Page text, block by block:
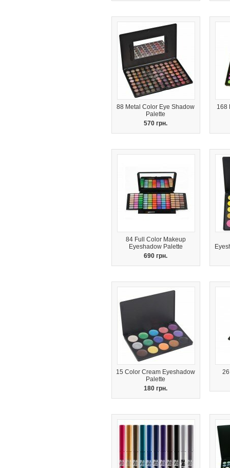
88 Metal Color Eye Shadow
Palette
570 грн.
168
84 Full Color Makeup
Eyeshadow Palette
690 грн.
15 Color Cream Eyeshadow
Palette
180 грн.